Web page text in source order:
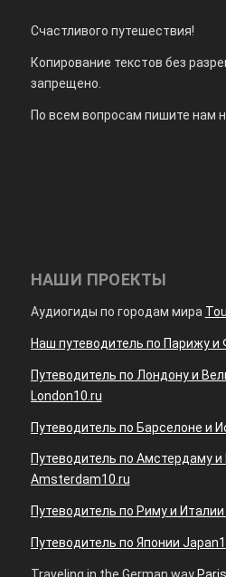
Счастливого путешествия!
Копирование текстов без
запрещено.
По всем вопросам пишите нам
НАШИ ПРОЕКТЫ
Аудиогиды по городам мира
Наш путеводитель по Парижу и
Путеводитель по Лондону и
London10.ru
Путеводитель по Барселоне и
Путеводитель по Амстердаму и
Amsterdam10.ru
Путеводитель по Риму и
Путеводитель по Японии